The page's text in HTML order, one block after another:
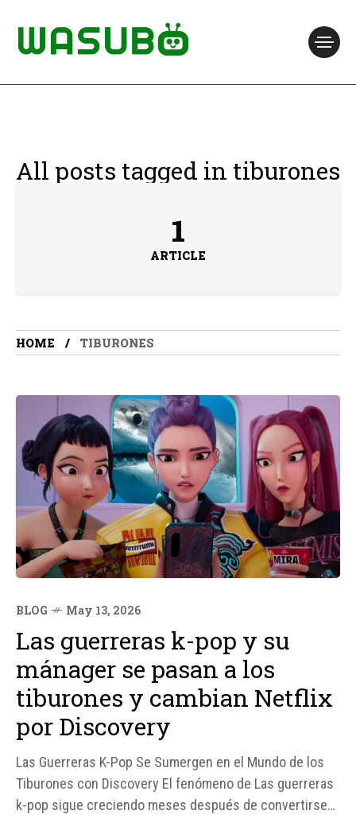
All posts tagged in tiburones
1
ARTICLE
HOME TIBURONES
BLOG May 13, 2026
Las guerreras k-pop y su
mánager se pasan a los
tiburones y cambian Netflix
por Discovery
Las Guerreras K-Pop Se Sumergen en el Mundo de los
Tiburones con Discovery El fenómeno de Las guerreras
k-pop sigue creciendo meses después de convertirse